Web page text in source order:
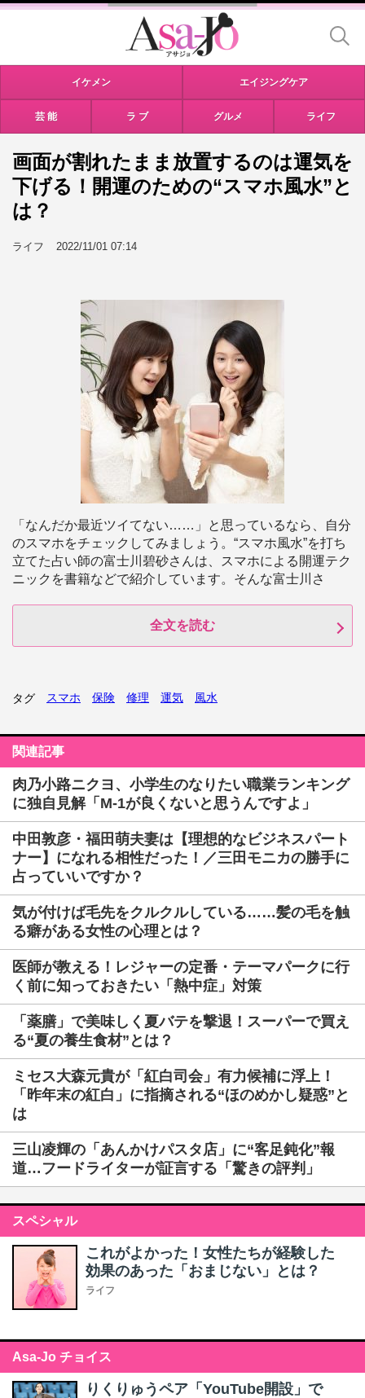
イケメン エイジングケア
芸 能 ラ ブ グルメ ライフ
画面が割れたまま放置するのは運気を
下げる！開運のための“スマホ風水”と
は？
ライフ 2022/11/01 07:14
「なんだか最近ツイてない……」と思っているなら、自分
のスマホをチェックしてみましょう。“スマホ風水”を打ち
立てた占い師の富士川碧砂さんは、スマホによる開運テク
ニックを書籍などで紹介しています。そんな富士川さ
全文を読む
タグ スマホ 保険 修理 運気 風水
関連記事
肉乃小路ニクヨ、小学生のなりたい職業ランキング
に独自見解「M-1が良くないと思うんですよ」
中田敦彦・福田萌夫妻は【理想的なビジネスパート
ナー】になれる相性だった！／三田モニカの勝手に
占っていいですか？
気が付けば毛先をクルクルしている……髪の毛を触
る癖がある女性の心理とは？
医師が教える！レジャーの定番・テーマパークに行
く前に知っておきたい「熱中症」対策
「薬膳」で美味しく夏バテを撃退！スーパーで買え
る“夏の養生食材”とは？
ミセス大森元貴が「紅白司会」有力候補に浮上！
「昨年末の紅白」に指摘される“ほのめかし疑惑”と
は
三山凌輝の「あんかけパスタ店」に“客足鈍化”報
道…フードライターが証言する「驚きの評判」
スペシャル
これがよかった！女性たちが経験した
効果のあった「おまじない」とは？
ライフ
Asa-Jo チョイス
りくりゅうペア「YouTube開設」で